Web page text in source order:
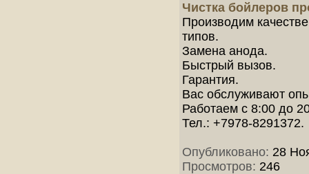
Чистка бойлеров
Производим
типов.
Замена анода.
Быстрый вызов.
Гарантия.
Вас обслуживают
Работаем с 8:00 до
Тел.: +7978-8291372.
Опубликовано: 28
Просмотров: 246